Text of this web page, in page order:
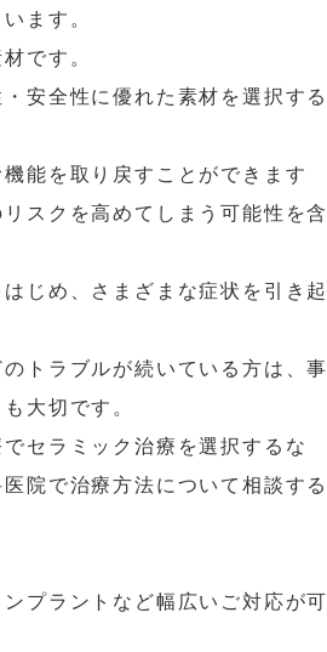
ます。
です。
安全性に優れた素材を選択する
能を取り戻すことができます
スクを高めてしまう可能性を含
じめ、さまざまな症状を引き起
トラブルが続いている方は、事
大切です。
セラミック治療を選択するな
院で治療方法について相談する
プラントなど幅広いご対応が可